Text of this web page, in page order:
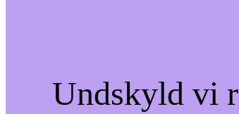
Undskyld vi